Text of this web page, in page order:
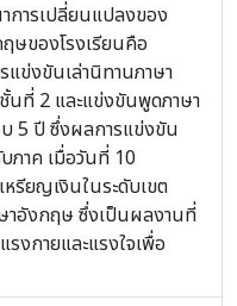
ารเปลี่ยนแปลงของ
ษของโรงเรียนคือ
แข่งขันเล่านิทานภาษา
ที่ 2 และแข่งขันพูดภาษา
5 ปี ซึ่งผลการแข่งขัน
ภาค เมื่อวันที่ 10
รียญเงินในระดับเขต
อังกฤษ ซึ่งเป็นผลงานที่
งกายและแรงใจเพื่อ